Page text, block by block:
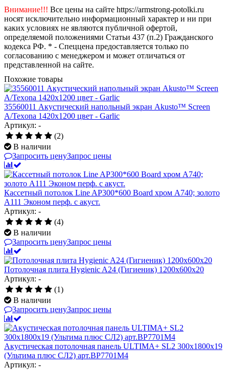
Внимание!!! Все цены на сайте https://armstrong-potolki.ru
носят исключительно информационный характер и ни при
каких условиях не являются публичной офертой,
определяемой положениями Статьи 437 (п.2) Гражданского
кодекса РФ. * - Спеццена предоставляется только по
согласованию с менеджером и может отличаться от
представленной на сайте.
Похожие товары
35560011 Акустический напольный экран Akusto™ Screen
A/Texona 1420x1200 цвет - Garlic
Артикул: -
(2)
В наличии
Запросить ценуЗапрос цены
Кассетный потолок Line AP300*600 Board хром А740; золото
А111 Эконом перф. с акуст.
Артикул: -
(4)
В наличии
Запросить ценуЗапрос цены
Потолочная плита Hygienic A24 (Гигиеник) 1200x600x20
Артикул: -
(1)
В наличии
Запросить ценуЗапрос цены
Акустическая потолочная панель ULTIMA+ SL2 300x1800x19
(Ультима плюс СЛ2) арт.BP7701M4
Артикул: -